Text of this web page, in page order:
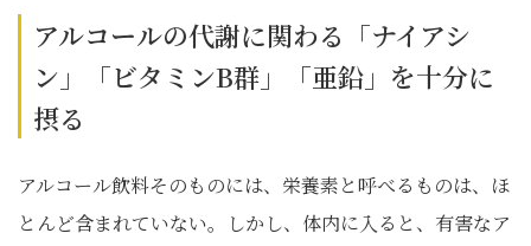
アルコールの代謝に関わる「ナイアシ
ン」「ビタミンB群」「亜鉛」を十分に
摂る
アルコール飲料そのものには、栄養素と呼べるものは、ほ
とんど含まれていない。しかし、体内に入ると、有害なア